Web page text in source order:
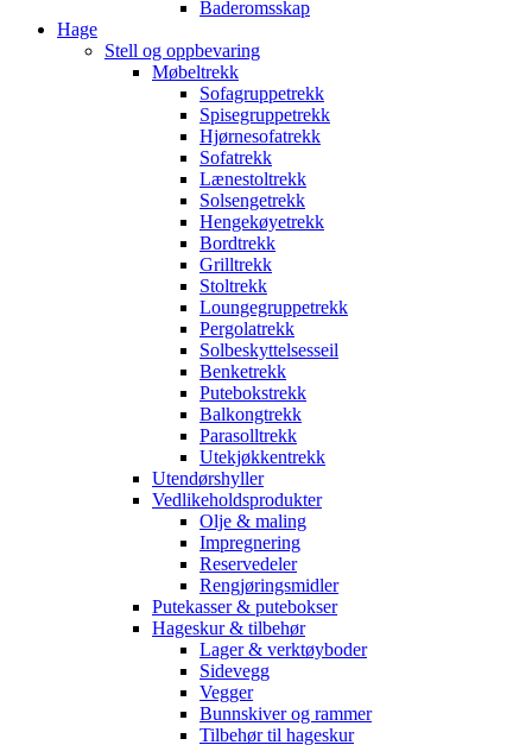
Baderomsskap
Hage
Stell og oppbevaring
Møbeltrekk
Sofagruppetrekk
Spisegruppetrekk
Hjørnesofatrekk
Sofatrekk
Lænestoltrekk
Solsengetrekk
Hengekøyetrekk
Bordtrekk
Grilltrekk
Stoltrekk
Loungegruppetrekk
Pergolatrekk
Solbeskyttelsesseil
Benketrekk
Putebokstrekk
Balkongtrekk
Parasolltrekk
Utekjøkkentrekk
Utendørshyller
Vedlikeholdsprodukter
Olje & maling
Impregnering
Reservedeler
Rengjøringsmidler
Putekasser & putebokser
Hageskur & tilbehør
Lager & verktøyboder
Sidevegg
Vegger
Bunnskiver og rammer
Tilbehør til hageskur